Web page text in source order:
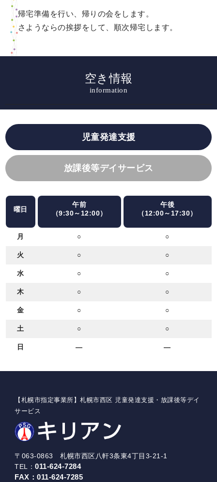
帰宅準備を行い、帰りの会をします。
さようならの挨拶をして、順次帰宅します。
空き情報
information
児童発達支援
放課後等デイサービス
曜日
午前
（9:30～12:00）
午後
（12:00～17:30）
月 ○ ○
火 ○ ○
水 ○ ○
木 ○ ○
金 ○ ○
土 ○ ○
日 ― ―
【札幌市指定事業所】札幌市西区 児童発達支援・放課後等デイ
サービス
〒063-0863 札幌市西区八軒3条東4丁目3-21-1
TEL：011-624-7284
FAX：011-624-7285